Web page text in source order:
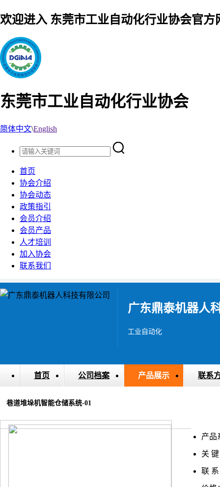
欢迎进入 东莞市工业自动化行业协会官方
东莞市工业自动化行业协会
简体中文\English
首页
协会介绍
协会动态
政策指引
会员介绍
会员产品
人才培训
加入协会
联系我们
广东鼎泰机器人
工业自动化
首页 公司档案 产品展示 联系
巷道堆垛机智能仓储系统-01
产品
关
联